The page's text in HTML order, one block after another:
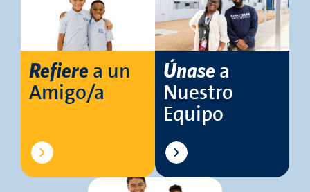
Refiere a un
Amigo/a
Únase a
Nuestro
Equipo